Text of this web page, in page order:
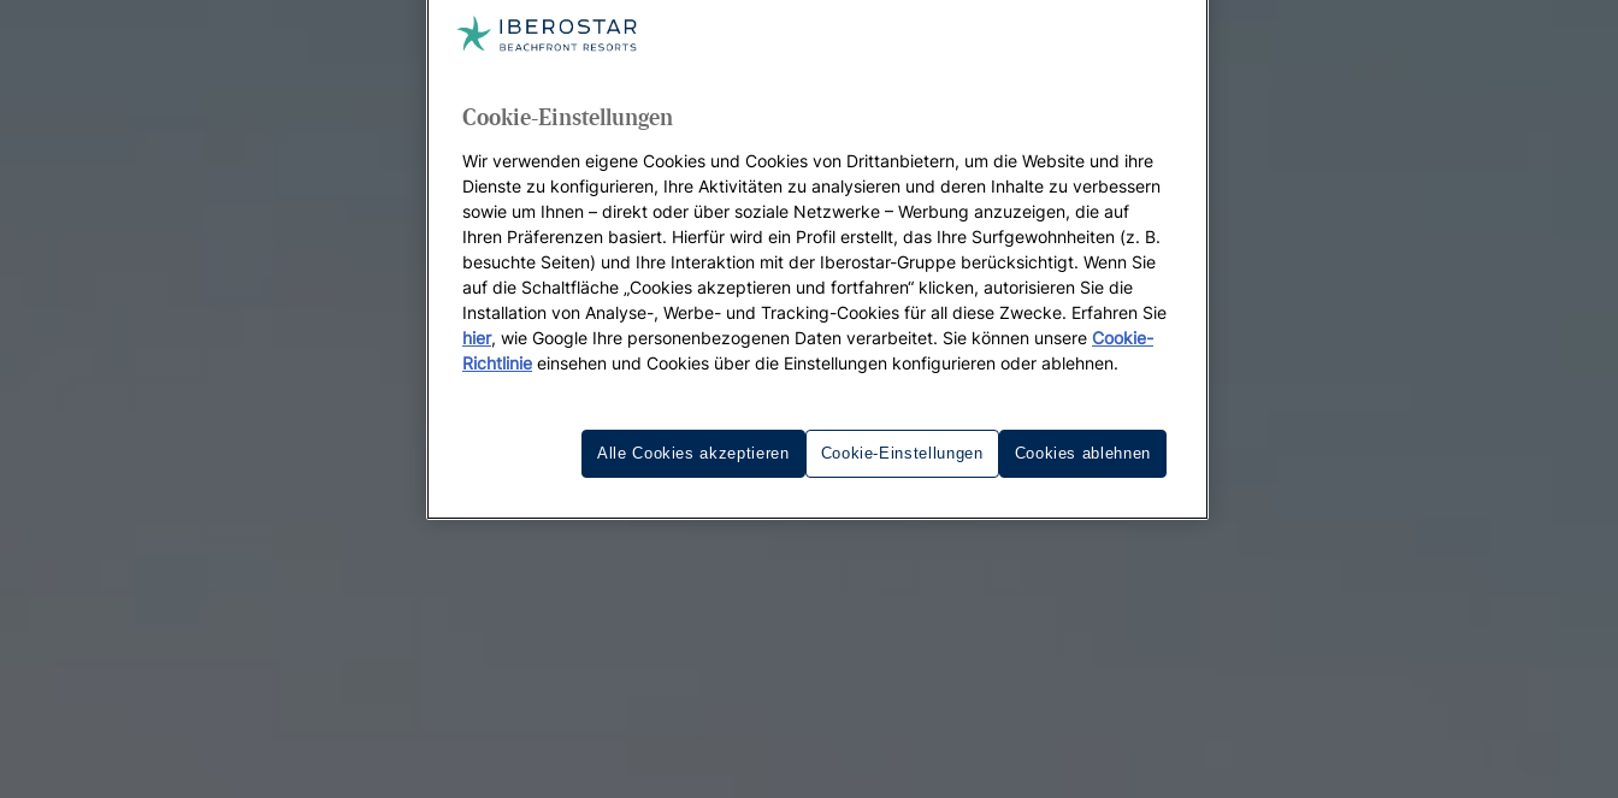
Cookie-Einstellungen
Wir verwenden eigene Cookies und Cookies von Drittanbietern, um die Website und ihre
Dienste zu konfigurieren, Ihre Aktivitäten zu analysieren und deren Inhalte zu verbessern
sowie um Ihnen – direkt oder über soziale Netzwerke – Werbung anzuzeigen, die auf
Ihren Präferenzen basiert. Hierfür wird ein Profil erstellt, das Ihre Surfgewohnheiten (z. B.
besuchte Seiten) und Ihre Interaktion mit der Iberostar-Gruppe berücksichtigt. Wenn Sie
auf die Schaltfläche „Cookies akzeptieren und fortfahren“ klicken, autorisieren Sie die
Installation von Analyse-, Werbe- und Tracking-Cookies für all diese Zwecke. Erfahren Sie
hier, wie Google Ihre personenbezogenen Daten verarbeitet. Sie können unsere Cookie-
Richtlinie einsehen und Cookies über die Einstellungen konfigurieren oder ablehnen.
Cookie-Einstellungen Cookies ablehnen
Alle Cookies akzeptieren